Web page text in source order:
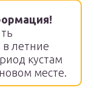
летние
кустам
месте.